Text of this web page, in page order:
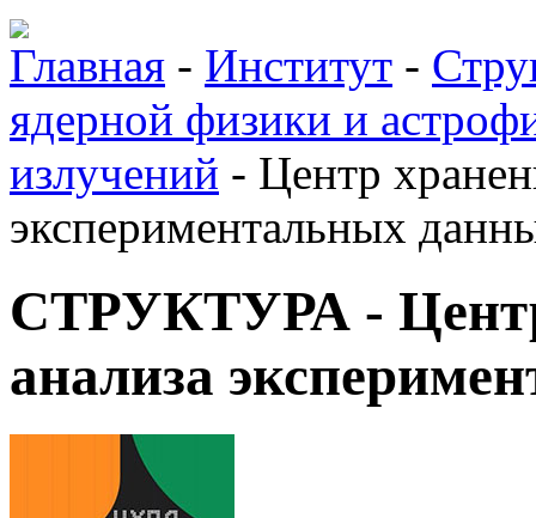
Главная - Институт -
ядерной физики и
излучений - Центр
экспериментальных
СТРУКТУРА -
анализа